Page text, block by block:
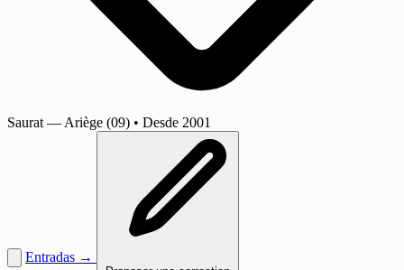
Saurat — Ariège (09) • Desde 2001
Entradas →